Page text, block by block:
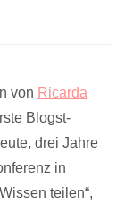
von Ricarda
Blogst-
drei Jahre
in
teilen“,